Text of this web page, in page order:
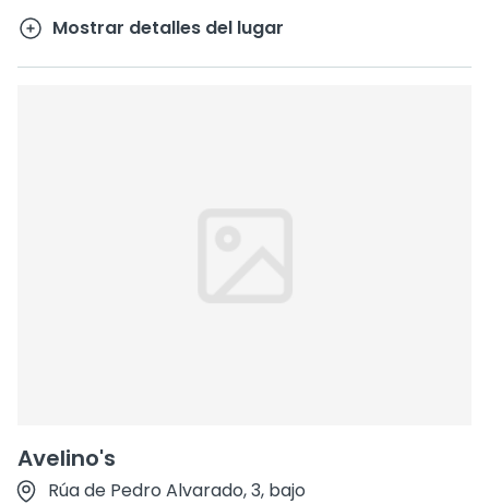
Mostrar detalles del lugar
Avelino's
Rúa de Pedro Alvarado, 3, bajo